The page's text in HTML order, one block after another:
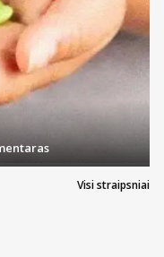
Visi straipsniai